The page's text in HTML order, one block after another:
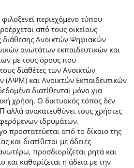
περιεχόμενο τύπου
από τους οικείους
διάθεσης Ανοικτών Ψηφιακών
ανωτάτων εκπαιδευτικών και
με τους όρους που
διαθέτες των Ανοικτών
και Ανοικτών Εκπαιδευτικών
διατίθενται μόνο για
χρήση. Ο δικτυακός τόπος δεν
αλλά ανακατευθύνει τους χρήστες
ιδρυμάτων.
προστατεύεται από το δίκαιο της
και διατίθεται με άδειες
προσδιορίζεται ρητά και
και καθορίζεται η άδεια με την